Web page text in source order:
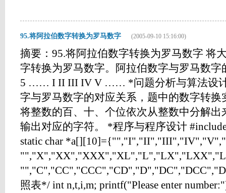
95.将阿拉伯数字转换为罗马数字 (2005-09-10 15:16:00)
摘要：95.将阿拉伯数字转换为罗马数字 将
字转换为罗马数字。阿拉伯数字与罗马数字
5 …… I II III IV V …… *问题分析与算法设计
字与罗马数字的对应关系，题中的数字转
将整数的百、十、个位依次从整数中分解
输出对应的字符。 *程序与程序设计
static char
照表*/ int n,t,i,m; printf("Please enter